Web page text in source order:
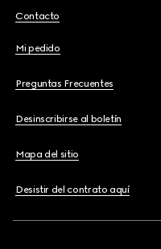
Contacto
Mi pedido
Preguntas Frecuentes
Desinscribirse al boletín
Mapa del sitio
Desistir del contrato aquí